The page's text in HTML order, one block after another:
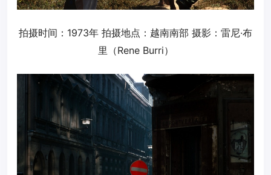
拍摄时间：1973年 拍摄地点：越南南部 摄影：雷尼·布
里（Rene Burri）